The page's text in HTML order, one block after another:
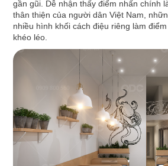
BẮC KIM THANG
Nhà hàng Bắc Kim Thang được
phong cách Việt Nam dân gian
Chi tiết
gần gũi. Dễ nhận thấy điểm nhấn chính
thân thiện của người dân Việt Nam,
nhiều hình khối cách điệu riêng làm
khéo léo.